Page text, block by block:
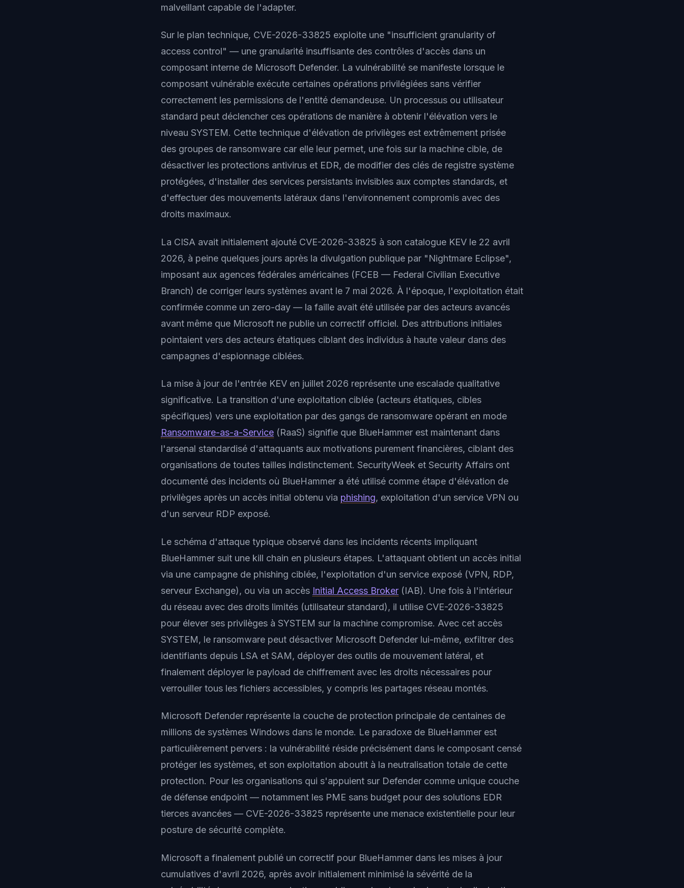
malveillant capable de l'adapter.
Sur le plan technique, CVE-2026-33825 exploite une "insufficient granularity of
access control" — une granularité insuffisante des contrôles d'accès dans un
composant interne de Microsoft Defender. La vulnérabilité se manifeste lorsque le
composant vulnérable exécute certaines opérations privilégiées sans vérifier
correctement les permissions de l'entité demandeuse. Un processus ou utilisateur
standard peut déclencher ces opérations de manière à obtenir l'élévation vers le
niveau SYSTEM. Cette technique d'élévation de privilèges est extrêmement prisée
des groupes de ransomware car elle leur permet, une fois sur la machine cible, de
désactiver les protections antivirus et EDR, de modifier des clés de registre système
protégées, d'installer des services persistants invisibles aux comptes standards, et
d'effectuer des mouvements latéraux dans l'environnement compromis avec des
droits maximaux.
La CISA avait initialement ajouté CVE-2026-33825 à son catalogue KEV le 22 avril
2026, à peine quelques jours après la divulgation publique par "Nightmare Eclipse",
imposant aux agences fédérales américaines (FCEB — Federal Civilian Executive
Branch) de corriger leurs systèmes avant le 7 mai 2026. À l'époque, l'exploitation était
confirmée comme un zero-day — la faille avait été utilisée par des acteurs avancés
avant même que Microsoft ne publie un correctif officiel. Des attributions initiales
pointaient vers des acteurs étatiques ciblant des individus à haute valeur dans des
campagnes d'espionnage ciblées.
La mise à jour de l'entrée KEV en juillet 2026 représente une escalade qualitative
significative. La transition d'une exploitation ciblée (acteurs étatiques, cibles
spécifiques) vers une exploitation par des gangs de ransomware opérant en mode
Ransomware-as-a-Service (RaaS) signifie que BlueHammer est maintenant dans
l'arsenal standardisé d'attaquants aux motivations purement financières, ciblant des
organisations de toutes tailles indistinctement. SecurityWeek et Security Affairs ont
documenté des incidents où BlueHammer a été utilisé comme étape d'élévation de
privilèges après un accès initial obtenu via phishing, exploitation d'un service VPN ou
d'un serveur RDP exposé.
Le schéma d'attaque typique observé dans les incidents récents impliquant
BlueHammer suit une kill chain en plusieurs étapes. L'attaquant obtient un accès initial
via une campagne de phishing ciblée, l'exploitation d'un service exposé (VPN, RDP,
serveur Exchange), ou via un accès Initial Access Broker (IAB). Une fois à l'intérieur
du réseau avec des droits limités (utilisateur standard), il utilise CVE-2026-33825
pour élever ses privilèges à SYSTEM sur la machine compromise. Avec cet accès
SYSTEM, le ransomware peut désactiver Microsoft Defender lui-même, exfiltrer des
identifiants depuis LSA et SAM, déployer des outils de mouvement latéral, et
finalement déployer le payload de chiffrement avec les droits nécessaires pour
verrouiller tous les fichiers accessibles, y compris les partages réseau montés.
Microsoft Defender représente la couche de protection principale de centaines de
millions de systèmes Windows dans le monde. Le paradoxe de BlueHammer est
particulièrement pervers : la vulnérabilité réside précisément dans le composant censé
protéger les systèmes, et son exploitation aboutit à la neutralisation totale de cette
protection. Pour les organisations qui s'appuient sur Defender comme unique couche
de défense endpoint — notamment les PME sans budget pour des solutions EDR
tierces avancées — CVE-2026-33825 représente une menace existentielle pour leur
posture de sécurité complète.
Microsoft a finalement publié un correctif pour BlueHammer dans les mises à jour
cumulatives d'avril 2026, après avoir initialement minimisé la sévérité de la